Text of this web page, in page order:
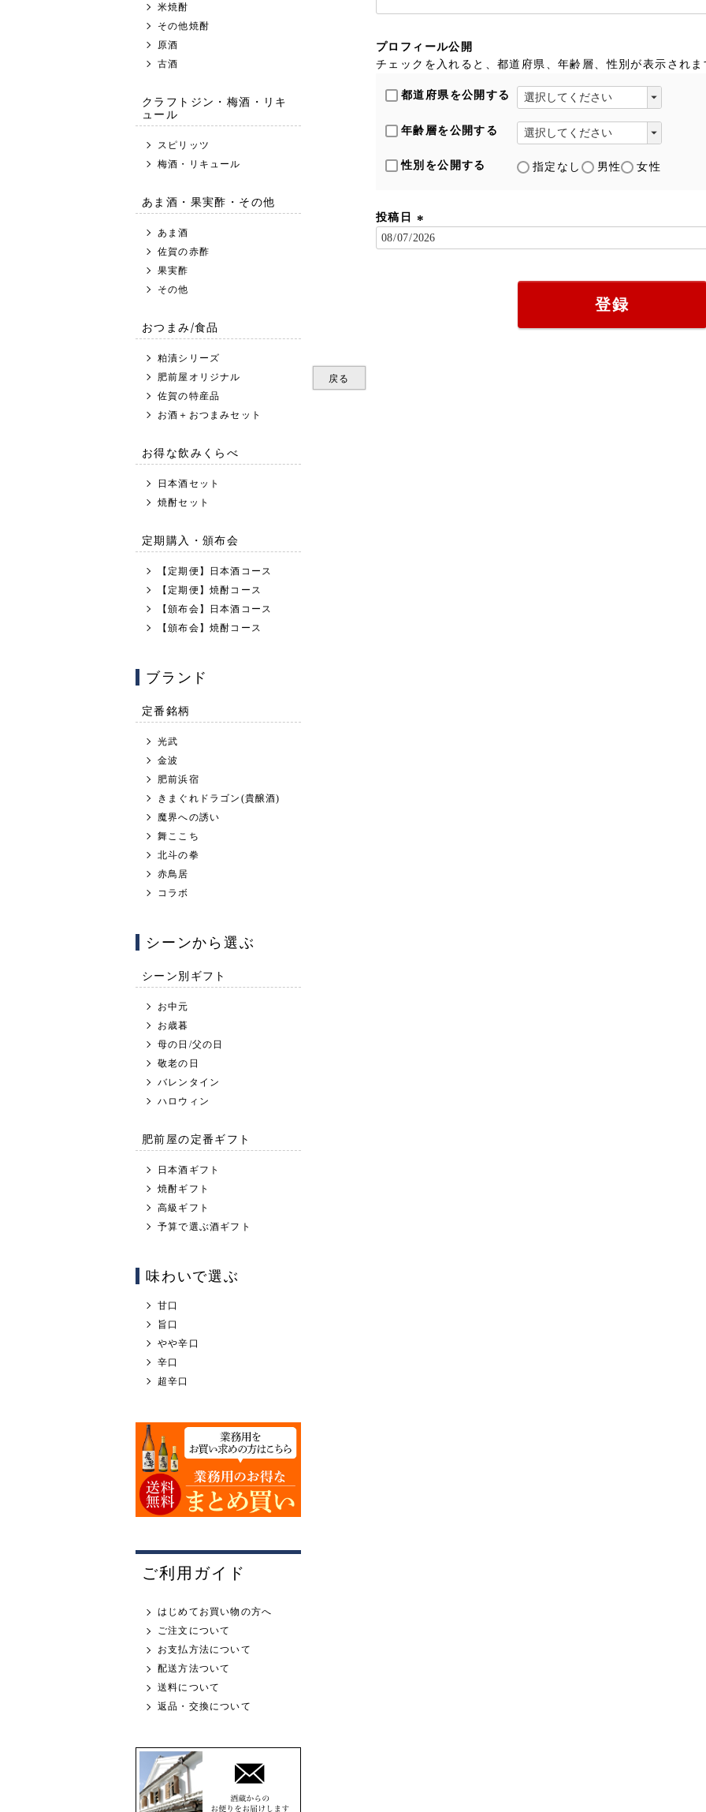
米焼酎
その他焼酎
原酒
古酒
クラフトジン・梅酒・リキ
ュール
スピリッツ
梅酒・リキュール
あま酒・果実酢・その他
あま酒
佐賀の赤酢
果実酢
その他
おつまみ/食品
粕漬シリーズ
肥前屋オリジナル
佐賀の特産品
お酒＋おつまみセット
お得な飲みくらべ
日本酒セット
焼酎セット
定期購入・頒布会
【定期便】日本酒コース
【定期便】焼酎コース
【頒布会】日本酒コース
【頒布会】焼酎コース
ブランド
定番銘柄
光武
金波
肥前浜宿
きまぐれドラゴン(貴醸酒)
魔界への誘い
舞ここち
北斗の拳
赤鳥居
コラボ
シーンから選ぶ
シーン別ギフト
お中元
お歳暮
母の日/父の日
敬老の日
バレンタイン
ハロウィン
肥前屋の定番ギフト
日本酒ギフト
焼酎ギフト
高級ギフト
予算で選ぶ酒ギフト
味わいで選ぶ
甘口
旨口
やや辛口
辛口
超辛口
ご利用ガイド
はじめてお買い物の方へ
ご注文について
お支払方法について
配送方法ついて
送料について
返品・交換について
プロフィール公開
チェックを入れると、都道府県、年齢層、性別が表示されま
都道府県を公開する
年齢層を公開する
性別を公開する 指定なし 男性 女性
投稿日
(
登録
戻る